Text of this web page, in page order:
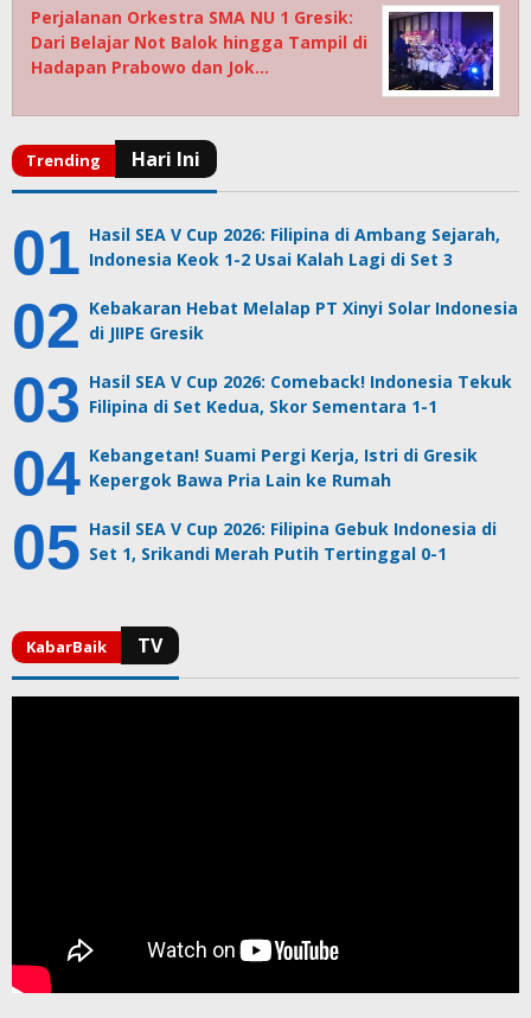
Perjalanan Orkestra SMA NU 1 Gresik:
Dari Belajar Not Balok hingga Tampil di
Hadapan Prabowo dan Jok…
Hasil SEA V Cup 2026: Filipina di Ambang Sejarah,
Indonesia Keok 1-2 Usai Kalah Lagi di Set 3
Kebakaran Hebat Melalap PT Xinyi Solar Indonesia
di JIIPE Gresik
Hasil SEA V Cup 2026: Comeback! Indonesia Tekuk
Filipina di Set Kedua, Skor Sementara 1-1
Kebangetan! Suami Pergi Kerja, Istri di Gresik
Kepergok Bawa Pria Lain ke Rumah
Hasil SEA V Cup 2026: Filipina Gebuk Indonesia di
Set 1, Srikandi Merah Putih Tertinggal 0-1